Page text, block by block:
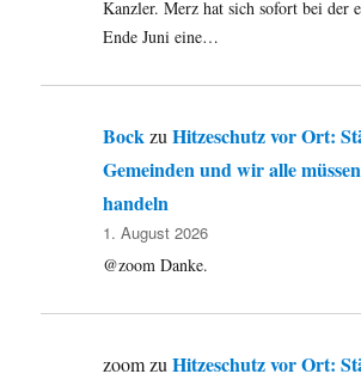
Kanzler. Merz hat sich sofort bei der
Ende Juni eine…
BockzuHitzeschutz vor Ort:
Gemeinden und wir alle
handeln
1. August 2026
@zoom Danke.
zoomzuHitzeschutz vor Ort: